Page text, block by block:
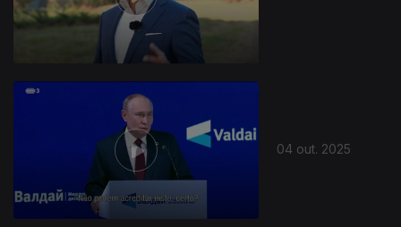
04 out. 2025
879810